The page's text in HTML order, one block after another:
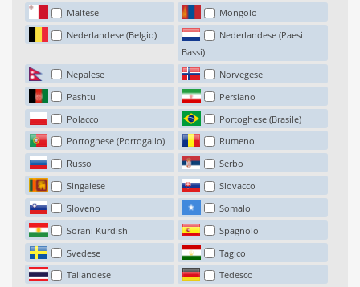
Maltese
Mongolo
Nederlandese (Belgio)
Nederlandese (Paesi
Bassi)
Nepalese
Norvegese
Pashtu
Persiano
Polacco
Portoghese (Brasile)
Portoghese (Portogallo)
Rumeno
Russo
Serbo
Singalese
Slovacco
Sloveno
Somalo
Sorani Kurdish
Spagnolo
Svedese
Tagico
Tailandese
Tedesco